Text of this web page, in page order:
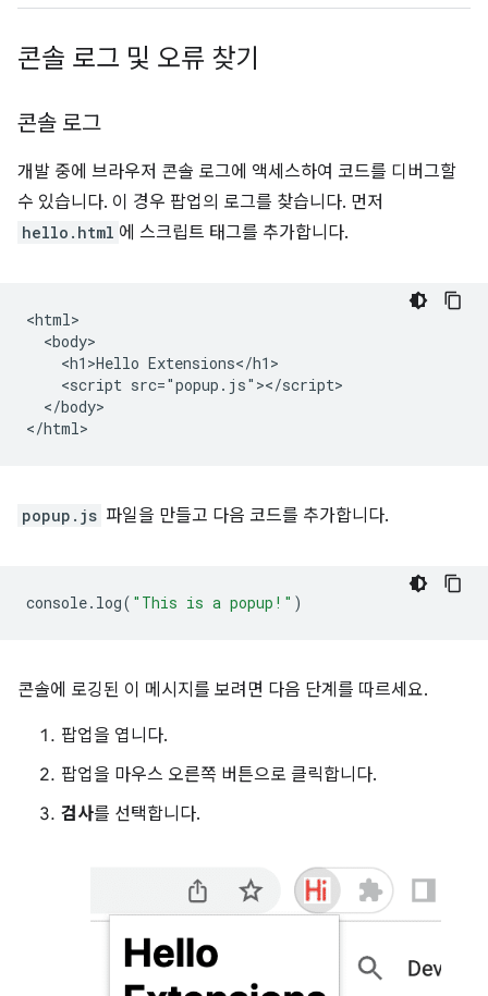
콘솔 로그 및 오류 찾기
콘솔 로그
개발 중에 브라우저 콘솔 로그에 액세스하여 코드를 디버그할
수 있습니다. 이 경우 팝업의 로그를 찾습니다. 먼저
hello.html 에 스크립트 태그를 추가합니다.
<html>
  <body>
    <h1>Hello Extensions</h1>
    <script src="popup.js"></script>
  </body>
popup.js 파일을 만들고 다음 코드를 추가합니다.
console. log( "This is a popup!" )
콘솔에 로깅된 이 메시지를 보려면 다음 단계를 따르세요.
팝업을 엽니다.
팝업을 마우스 오른쪽 버튼으로 클릭합니다.
검사를 선택합니다.